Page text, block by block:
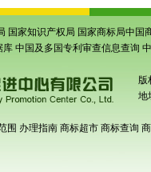
国家知识产权局 国家商标局中国
库 中国及多国专利审查信息查询
版
地
围 办理指南 商标超市 商标查询